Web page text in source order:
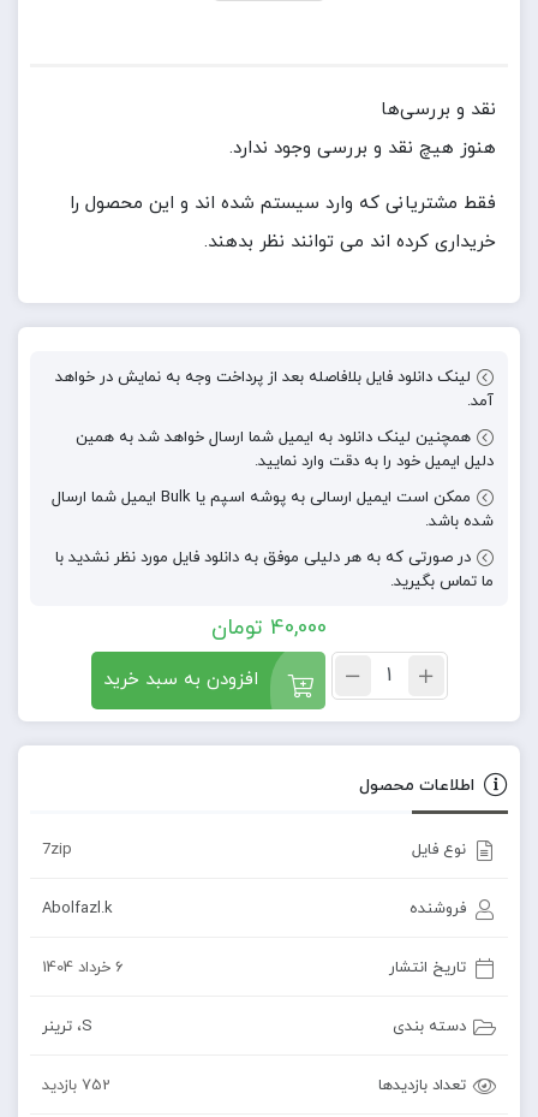
نقد و بررسی‌ها
هنوز هیچ نقد و بررسی وجود ندارد.
فقط مشتریانی که وارد سیستم شده اند و این محصول را
خریداری کرده اند می توانند نظر بدهند.
لینک دانلود فایل بلافاصله بعد از پرداخت وجه به نمایش در خواهد
آمد.
همچنین لینک دانلود به ایمیل شما ارسال خواهد شد به همین
دلیل ایمیل خود را به دقت وارد نمایید.
ممکن است ایمیل ارسالی به پوشه اسپم یا Bulk ایمیل شما ارسال
شده باشد.
در صورتی که به هر دلیلی موفق به دانلود فایل مورد نظر نشدید با
ما تماس بگیرید.
40,000 تومان
افزودن به سبد خرید
اطلاعات محصول
نوع فایل 7zip
فروشنده Abolfazl.k
تاریخ انتشار 6 خرداد 1404
دسته بندی S، ترینر
تعداد بازدیدها 752 بازدید